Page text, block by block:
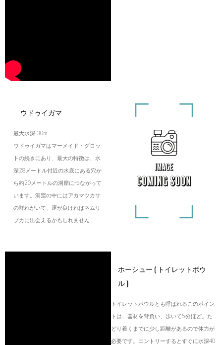
ウドゥイガマ
最大水深 30m
ウドゥイガマはマーメイド・グロッ
トの続きにあり、最大の特徴は、水
深28メートル付近の水底にある穴か
ら約20メートルの洞窟につながって
います。洞窟の中にはアカマツカサ
の群れがいて、運が良ければネムリ
ブカに出会えるかもしれません
ホーシュー ( トイレットボウ
ル )
トイレットボウルとも呼ばれるこのポイン
トは、器材を背負い、歩いて5分ほど。た
どり着くまでに少し距離があるので体力が
必要です。エントリーするとすぐに水深40